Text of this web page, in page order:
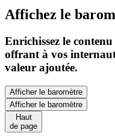
Affichez le
Enrichissez le
offrant à vos
valeur ajoutée.
Afficher le baromètre
Afficher le baromètre
Haut
de page